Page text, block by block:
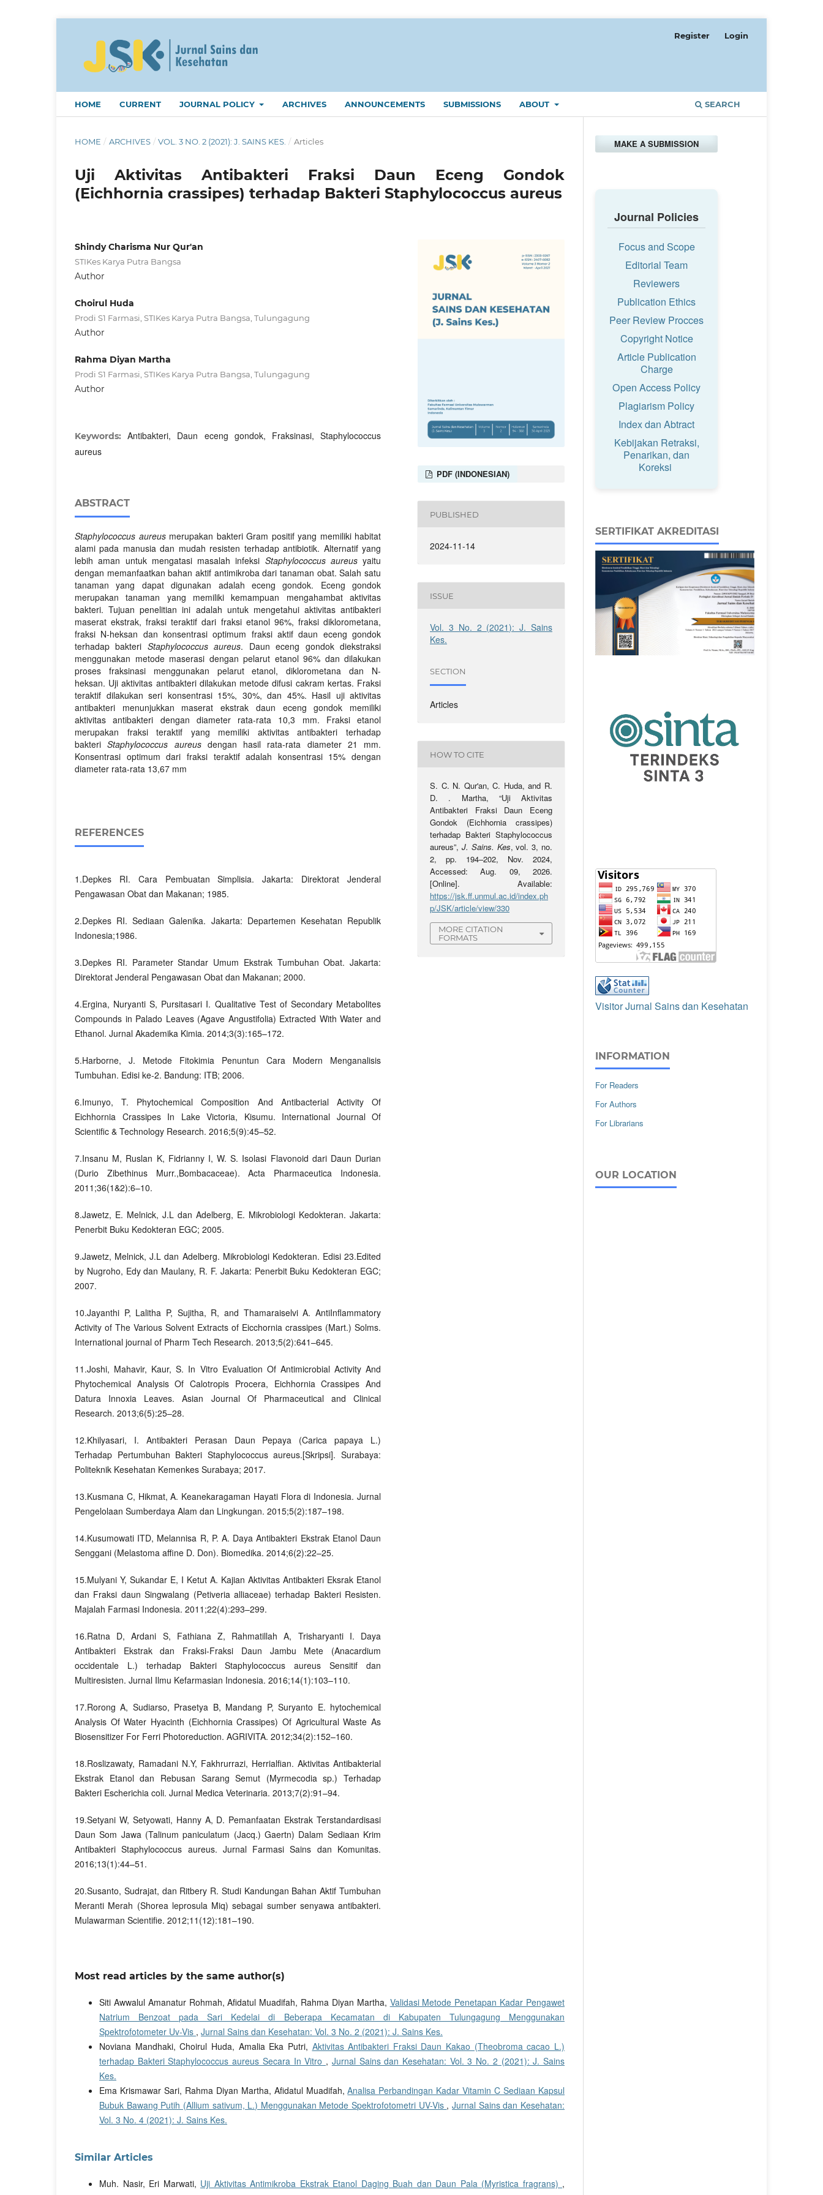
HOME CURRENT JOURNAL POLICY ARCHIVES ANNOUNCEMENTS SUBMISSIONS ABOUT SEARCH
Register Login
HOME / ARCHIVES / VOL. 3 NO. 2 (2021): J. SAINS KES. / Articles
Uji Aktivitas Antibakteri Fraksi Daun Eceng Gondok
(Eichhornia crassipes) terhadap Bakteri Staphylococcus aureus
Shindy Charisma Nur Qur'an
STIKes Karya Putra Bangsa
Author
Choirul Huda
Prodi S1 Farmasi, STIKes Karya Putra Bangsa, Tulungagung
Author
Rahma Diyan Martha
Prodi S1 Farmasi, STIKes Karya Putra Bangsa, Tulungagung
Author
Keywords:Antibakteri, Daun eceng gondok, Fraksinasi, Staphylococcus
aureus
ABSTRACT
Staphylococcus aureus merupakan bakteri Gram positif yang memiliki habitat
alami pada manusia dan mudah resisten terhadap antibiotik. Alternatif yang
lebih aman untuk mengatasi masalah infeksi Staphylococcus aureus yaitu
dengan memanfaatkan bahan aktif antimikroba dari tanaman obat. Salah satu
tanaman yang dapat digunakan adalah eceng gondok. Eceng gondok
merupakan tanaman yang memiliki kemampuan mengahambat aktivitas
bakteri. Tujuan penelitian ini adalah untuk mengetahui aktivitas antibakteri
maserat ekstrak, fraksi teraktif dari fraksi etanol 96%, fraksi diklorometana,
fraksi N-heksan dan konsentrasi optimum fraksi aktif daun eceng gondok
terhadap bakteri Staphylococcus aureus. Daun eceng gondok diekstraksi
menggunakan metode maserasi dengan pelarut etanol 96% dan dilakukan
proses fraksinasi menggunakan pelarut etanol, diklorometana dan N-
heksan. Uji aktivitas antibakteri dilakukan metode difusi cakram kertas. Fraksi
teraktif dilakukan seri konsentrasi 15%, 30%, dan 45%. Hasil uji aktivitas
antibakteri menunjukkan maserat ekstrak daun eceng gondok memiliki
aktivitas antibakteri dengan diameter rata-rata 10,3 mm. Fraksi etanol
merupakan fraksi teraktif yang memiliki aktivitas antibakteri terhadap
bakteriStaphylococcus aureus dengan hasil rata-rata diameter 21 mm.
Konsentrasi optimum dari fraksi teraktif adalah konsentrasi 15% dengan
diameter rata-rata 13,67 mm
REFERENCES
1.Depkes RI. Cara Pembuatan Simplisia. Jakarta: Direktorat Jenderal
Pengawasan Obat dan Makanan; 1985.
2.Depkes RI. Sediaan Galenika. Jakarta: Departemen Kesehatan Republik
Indonesia;1986.
3.Depkes RI. Parameter Standar Umum Ekstrak Tumbuhan Obat. Jakarta:
Direktorat Jenderal Pengawasan Obat dan Makanan; 2000.
4.Ergina, Nuryanti S, Pursitasari I. Qualitative Test of Secondary Metabolites
Compounds in Palado Leaves (Agave Angustifolia) Extracted With Water and
Ethanol. Jurnal Akademika Kimia. 2014;3(3):165–172.
5.Harborne, J. Metode Fitokimia Penuntun Cara Modern Menganalisis
Tumbuhan. Edisi ke-2. Bandung: ITB; 2006.
6.Imunyo, T. Phytochemical Composition And Antibacterial Activity Of
Eichhornia Crassipes In Lake Victoria, Kisumu. International Journal Of
Scientific & Technology Research. 2016;5(9):45–52.
7.Insanu M, Ruslan K, Fidrianny I, W. S. Isolasi Flavonoid dari Daun Durian
(Durio Zibethinus Murr.,Bombacaceae). Acta Pharmaceutica Indonesia.
2011;36(1&2):6–10.
8.Jawetz, E. Melnick, J.L dan Adelberg, E. Mikrobiologi Kedokteran. Jakarta:
Penerbit Buku Kedokteran EGC; 2005.
9.Jawetz, Melnick, J.L dan Adelberg. Mikrobiologi Kedokteran. Edisi 23.Edited
by Nugroho, Edy dan Maulany, R. F. Jakarta: Penerbit Buku Kedokteran EGC;
2007.
10.Jayanthi P, Lalitha P, Sujitha, R, and Thamaraiselvi A. AntiInflammatory
Activity of The Various Solvent Extracts of Eicchornia crassipes (Mart.) Solms.
International journal of Pharm Tech Research. 2013;5(2):641–645.
11.Joshi, Mahavir, Kaur, S. In Vitro Evaluation Of Antimicrobial Activity And
Phytochemical Analysis Of Calotropis Procera, Eichhornia Crassipes And
Datura Innoxia Leaves. Asian Journal Of Pharmaceutical and Clinical
Research. 2013;6(5):25–28.
12.Khilyasari, I. Antibakteri Perasan Daun Pepaya (Carica papaya L.)
Terhadap Pertumbuhan Bakteri Staphylococcus aureus.[Skripsi]. Surabaya:
Politeknik Kesehatan Kemenkes Surabaya; 2017.
13.Kusmana C, Hikmat, A. Keanekaragaman Hayati Flora di Indonesia. Jurnal
Pengelolaan Sumberdaya Alam dan Lingkungan. 2015;5(2):187–198.
14.Kusumowati ITD, Melannisa R, P. A. Daya Antibakteri Ekstrak Etanol Daun
Senggani (Melastoma affine D. Don). Biomedika. 2014;6(2):22–25.
15.Mulyani Y, Sukandar E, I Ketut A. Kajian Aktivitas Antibakteri Eksrak Etanol
dan Fraksi daun Singwalang (Petiveria alliaceae) terhadap Bakteri Resisten.
Majalah Farmasi Indonesia. 2011;22(4):293–299.
16.Ratna D, Ardani S, Fathiana Z, Rahmatillah A, Trisharyanti I. Daya
Antibakteri Ekstrak dan Fraksi-Fraksi Daun Jambu Mete (Anacardium
occidentale L.) terhadap Bakteri Staphylococcus aureus Sensitif dan
Multiresisten. Jurnal Ilmu Kefarmasian Indonesia. 2016;14(1):103–110.
17.Rorong A, Sudiarso, Prasetya B, Mandang P, Suryanto E. hytochemical
Analysis Of Water Hyacinth (Eichhornia Crassipes) Of Agricultural Waste As
Biosensitizer For Ferri Photoreduction. AGRIVITA. 2012;34(2):152–160.
18.Roslizawaty, Ramadani N.Y, Fakhrurrazi, Herrialfian. Aktivitas Antibakterial
Ekstrak Etanol dan Rebusan Sarang Semut (Myrmecodia sp.) Terhadap
Bakteri Escherichia coli. Jurnal Medica Veterinaria. 2013;7(2):91–94.
19.Setyani W, Setyowati, Hanny A, D. Pemanfaatan Ekstrak Terstandardisasi
Daun Som Jawa (Talinum paniculatum (Jacq.) Gaertn) Dalam Sediaan Krim
Antibakteri Staphylococcus aureus. Jurnal Farmasi Sains dan Komunitas.
2016;13(1):44–51.
20.Susanto, Sudrajat, dan Ritbery R. Studi Kandungan Bahan Aktif Tumbuhan
Meranti Merah (Shorea leprosula Miq) sebagai sumber senyawa antibakteri.
Mulawarman Scientifie. 2012;11(12):181–190.
PDF (INDONESIAN)
PUBLISHED
2024-11-14
ISSUE
Vol. 3 No. 2 (2021): J. Sains
Kes.
SECTION
Articles
HOW TO CITE
S. C. N. Qur'an, C. Huda, and R.
D. . Martha, “Uji Aktivitas
Antibakteri Fraksi Daun Eceng
Gondok (Eichhornia crassipes)
terhadap Bakteri Staphylococcus
aureus”, J. Sains. Kes, vol. 3, no.
2, pp. 194–202, Nov. 2024,
Accessed: Aug. 09, 2026.
[Online]. Available:
https://jsk.ff.unmul.ac.id/index.ph
p/JSK/article/view/330
MORE CITATION
FORMATS
Most read articles by the same author(s)
Siti Awwalul Amanatur Rohmah, Afidatul Muadifah, Rahma Diyan Martha, Validasi Metode Penetapan Kadar Pengawet
Natrium Benzoat pada Sari Kedelai di Beberapa Kecamatan di Kabupaten Tulungagung Menggunakan
Spektrofotometer Uv-Vis , Jurnal Sains dan Kesehatan: Vol. 3 No. 2 (2021): J. Sains Kes.
Noviana Mandhaki, Choirul Huda, Amalia Eka Putri, Aktivitas Antibakteri Fraksi Daun Kakao (Theobroma cacao L.)
terhadap Bakteri Staphylococcus aureus Secara In Vitro , Jurnal Sains dan Kesehatan: Vol. 3 No. 2 (2021): J. Sains
Kes.
Ema Krismawar Sari, Rahma Diyan Martha, Afidatul Muadifah,Analisa Perbandingan Kadar Vitamin C Sediaan Kapsul
Bubuk Bawang Putih (Allium sativum, L.) Menggunakan Metode Spektrofotometri UV-Vis ,Jurnal Sains dan Kesehatan:
Vol. 3 No. 4 (2021): J. Sains Kes.
Similar Articles
Muh. Nasir, Eri Marwati, Uji Aktivitas Antimikroba Ekstrak Etanol Daging Buah dan Daun Pala (Myristica fragrans) ,
MAKE A SUBMISSION
Journal Policies
Focus and Scope
Editorial Team
Reviewers
Publication Ethics
Peer Review Procces
Copyright Notice
Article Publication
Charge
Open Access Policy
Plagiarism Policy
Index dan Abtract
Kebijakan Retraksi,
Penarikan, dan
Koreksi
SERTIFIKAT AKREDITASI
Visitor Jurnal Sains dan Kesehatan
INFORMATION
For Readers
For Authors
For Librarians
OUR LOCATION